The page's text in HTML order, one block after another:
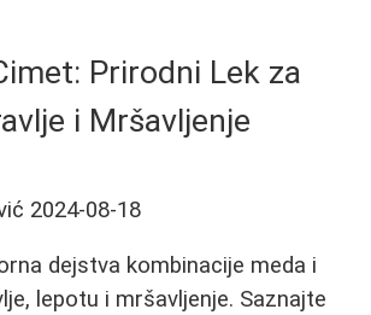
Prirodni Lek za
i Mršavljenje
2024-08-18
dejstva kombinacije meda i
lepotu i mršavljenje. Saznajte